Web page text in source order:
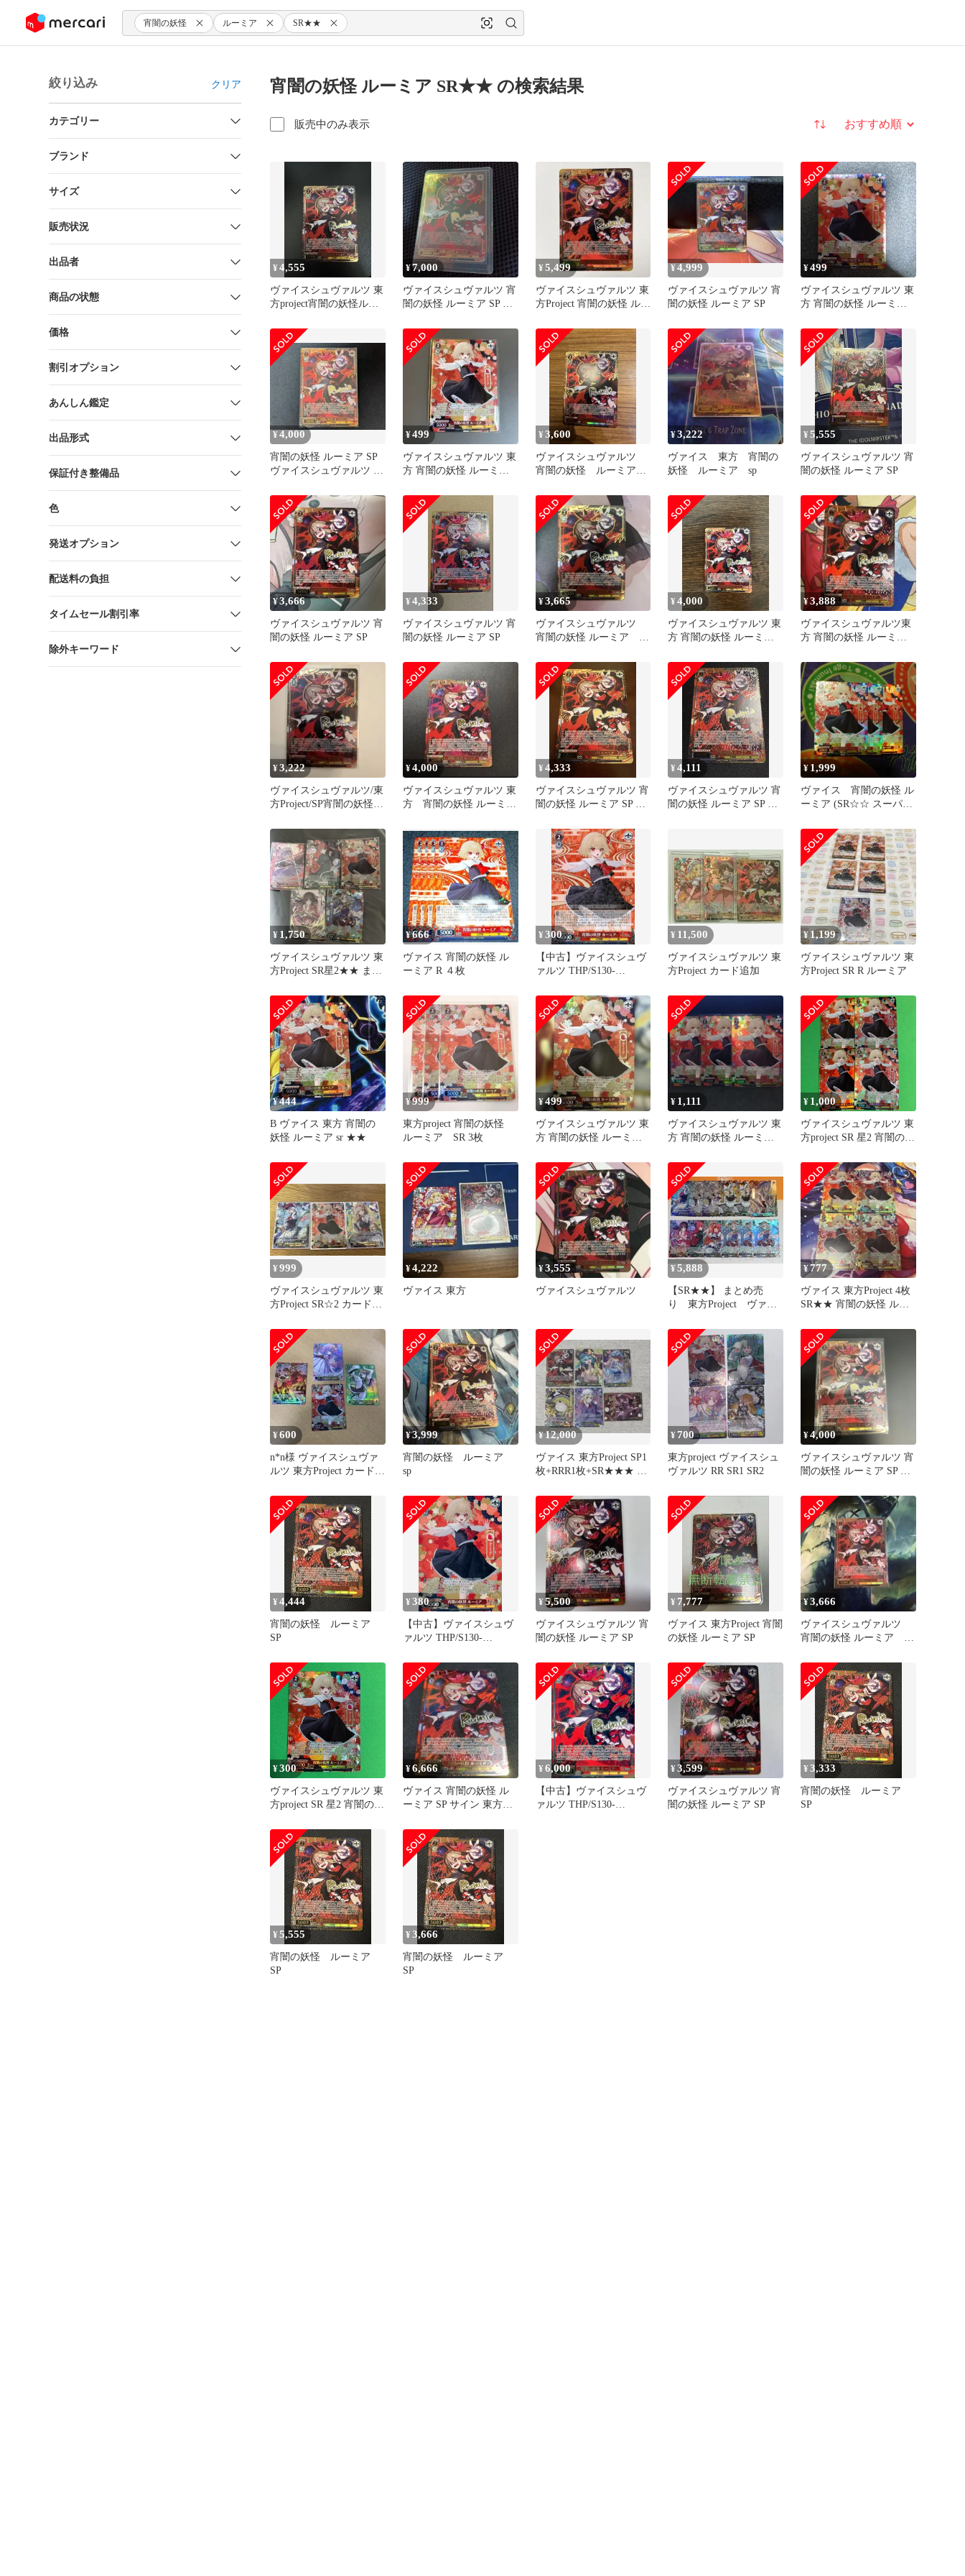
ツにスキップ 宵闇の妖怪 ルーミア SR★★
絞り込み クリア
カテゴリー
ブランド
サイズ
販売状況
出品者
商品の状態
価格
割引オプション
あんしん鑑定
出品形式
保証付き整備品
色
発送オプション
配送料の負担
タイムセール割引率
除外キーワード
宵闇の妖怪 ルーミア SR★★ の検索結果
販売中のみ表示 並び替え
¥4,555
ヴァイスシュヴァルツ 東
方project宵闇の妖怪ルー
¥7,000
ヴァイスシュヴァルツ 宵
闇の妖怪 ルーミア SP 東
¥5,499
ヴァイスシュヴァルツ 東
方Project 宵闇の妖怪 ルー
¥4,999
ヴァイスシュヴァルツ 宵
闇の妖怪 ルーミア SP
¥499
ヴァイスシュヴァルツ 東
方 宵闇の妖怪 ルーミア
¥4,000
宵闇の妖怪 ルーミア SP
ヴァイスシュヴァルツ 東
¥499
ヴァイスシュヴァルツ 東
方 宵闇の妖怪 ルーミア
¥3,600
ヴァイスシュヴァルツ
宵闇の妖怪 ルーミア
¥3,222
ヴァイス 東方 宵闇の
妖怪 ルーミア sp
¥5,555
ヴァイスシュヴァルツ 宵
闇の妖怪 ルーミア SP
¥3,666
ヴァイスシュヴァルツ 宵
闇の妖怪 ルーミア SP
¥4,333
ヴァイスシュヴァルツ 宵
闇の妖怪 ルーミア SP
¥3,665
ヴァイスシュヴァルツ
宵闇の妖怪 ルーミア
¥4,000
ヴァイスシュヴァルツ 東
方 宵闇の妖怪 ルーミア
¥3,888
ヴァイスシュヴァルツ東
方 宵闇の妖怪 ルーミア
¥3,222
ヴァイスシュヴァルツ/東
方Project/SP宵闇の妖怪
¥4,000
ヴァイスシュヴァルツ 東
方 宵闇の妖怪 ルーミア
¥4,333
ヴァイスシュヴァルツ 宵
闇の妖怪 ルーミア SP 東
¥4,111
ヴァイスシュヴァルツ 宵
闇の妖怪 ルーミア SP 東
¥1,999
ヴァイス 宵闇の妖怪 ル
ーミア (SR☆☆ スーパー
品
¥ 1,750
ヴァイスシュヴァルツ 東
方Project SR星2★★ まと
¥666
ヴァイス 宵闇の妖怪 ル
ーミア R ４枚
¥300
【中古】ヴァイスシュヴ
ァルツ THP/S130-
ミア
¥ 11,500
ヴァイスシュヴァルツ 東
方Project カード追加
¥ 1,199
ヴァイスシュヴァルツ 東
方Project SR R ルーミア
¥444
B ヴァイス 東方 宵闇の
妖怪 ルーミア sr ★★
¥999
東方project 宵闇の妖怪
ルーミア SR 3枚
¥499
ヴァイスシュヴァルツ 東
方 宵闇の妖怪 ルーミア
¥ 1,111
ヴァイスシュヴァルツ 東
方 宵闇の妖怪 ルーミア
¥ 1,000
ヴァイスシュヴァルツ 東
方project SR 星2 宵闇の妖
¥999
ヴァイスシュヴァルツ 東
方Project SR☆2 カード3
¥4,222
ヴァイス 東方
¥3,555
ヴァイスシュヴァルツ
¥5,888
【SR★★】 まとめ売
り 東方Project ヴァイ
¥777
ヴァイス 東方Project 4枚
SR★★ 宵闇の妖怪 ルー
¥600
n*n様 ヴァイスシュヴァ
ルツ 東方Project カード4
¥3,999
宵闇の妖怪 ルーミア
sp
¥12,000
ヴァイス 東方Project SP1
枚+RRR1枚+SR★★★ 2
¥ 700
東方project ヴァイスシュ
ヴァルツ RR SR1 SR2
¥4,000
ヴァイスシュヴァルツ 宵
闇の妖怪 ルーミア SP 東
¥4,444
宵闇の妖怪 ルーミア
SP
¥380
【中古】ヴァイスシュヴ
ァルツ THP/S130-
闇の妖怪 ルーミア
¥5,500
ヴァイスシュヴァルツ 宵
闇の妖怪 ルーミア SP
¥ 7,777
ヴァイス 東方Project 宵闇
の妖怪 ルーミア SP
¥3,666
ヴァイスシュヴァルツ
宵闇の妖怪 ルーミア
¥300
ヴァイスシュヴァルツ 東
方project SR 星2 宵闇の妖
¥6,666
ヴァイス 宵闇の妖怪 ル
ーミア SP サイン 東方
¥6,000
【中古】ヴァイスシュヴ
ァルツ THP/S130-
¥3,599
ヴァイスシュヴァルツ 宵
闇の妖怪 ルーミア SP
¥3,333
宵闇の妖怪 ルーミア
SP
¥5,555
宵闇の妖怪 ルーミア
SP
¥3,666
宵闇の妖怪 ルーミア
SP